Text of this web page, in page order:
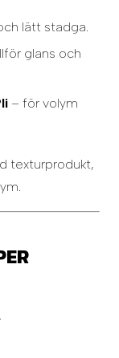
lätt stadga.
glans och
– för volym
texturprodukt,